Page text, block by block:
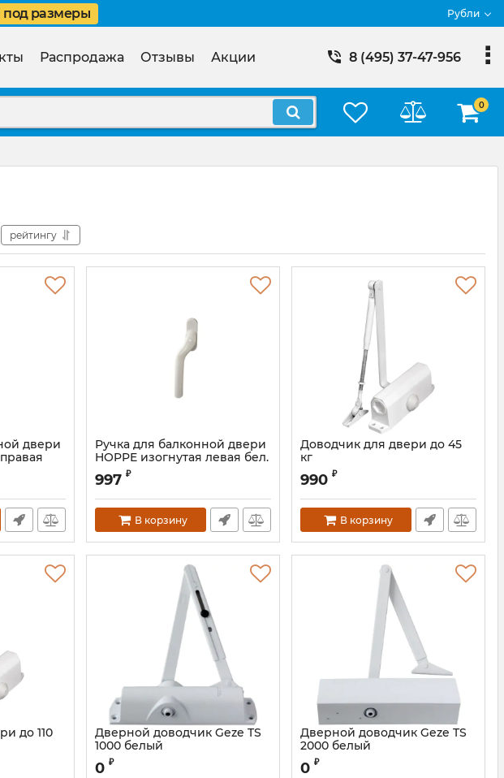
под размеры Рубли
Распродажа Отзывы Акции 8 (495) 37-47-956
0
рейтингу
двери
Ручка для балконной двери
HOPPE изогнутая левая бел.
Артикул:
997 ₽
В корзину
Доводчик для двери до 45
кг
990 ₽
В корзину
до 110
Дверной доводчик Geze TS
1000 белый
0 ₽
Дверной доводчик Geze TS
2000 белый
0 ₽